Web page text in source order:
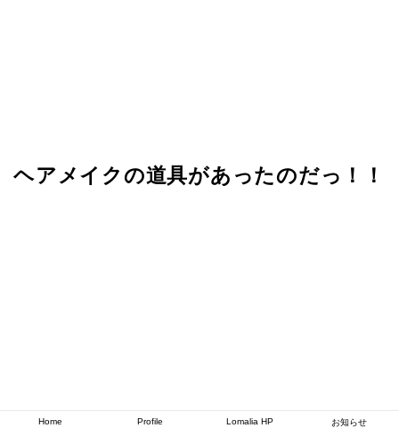
ヘアメイクの道具があったのだっ！！
Home Profile Lomalia HP お知らせ